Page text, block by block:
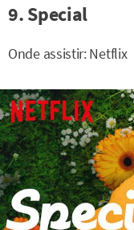
9. Special
Onde assistir: Netflix